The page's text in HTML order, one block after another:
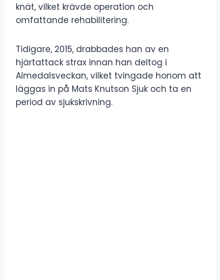
knät, vilket krävde operation och
omfattande rehabilitering.
Tidigare, 2015, drabbades han av en
hjärtattack strax innan han deltog i
Almedalsveckan, vilket tvingade honom att
läggas in på Mats Knutson Sjuk och ta en
period av sjukskrivning.